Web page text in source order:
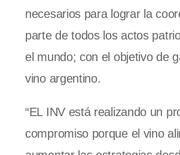
necesarios para lograr la
parte de todos los actos
el mundo; con el objetivo de
vino argentino.
“EL INV está realizando un
compromiso porque el vino